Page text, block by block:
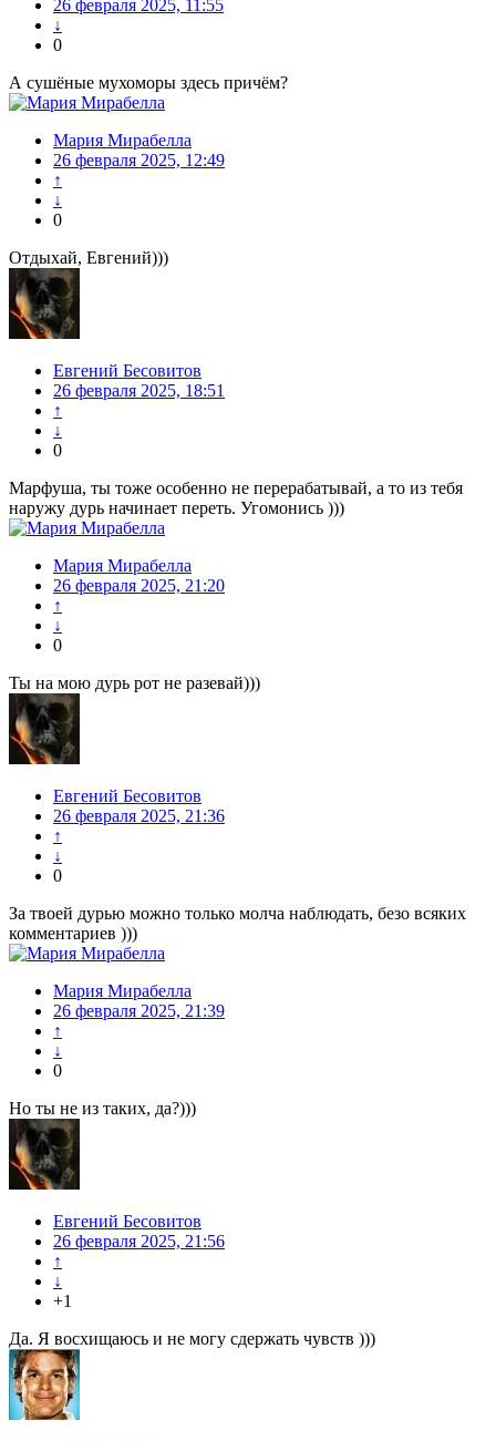
26 февраля 2025, 11:55
↓
0
А сушёные мухоморы здесь причём?
Мария Мирабелла
26 февраля 2025, 12:49
↑
↓
0
Отдыхай, Евгений)))
Евгений Бесовитов
26 февраля 2025, 18:51
↑
↓
0
Марфуша, ты тоже особенно не перерабатывай, а то из тебя
наружу дурь начинает переть. Угомонись )))
Мария Мирабелла
26 февраля 2025, 21:20
↑
↓
0
Ты на мою дурь рот не разевай)))
Евгений Бесовитов
26 февраля 2025, 21:36
↑
↓
0
За твоей дурью можно только молча наблюдать, безо всяких
комментариев )))
Мария Мирабелла
26 февраля 2025, 21:39
↑
↓
0
Но ты не из таких, да?)))
Евгений Бесовитов
26 февраля 2025, 21:56
↑
↓
+1
Да. Я восхищаюсь и не могу сдержать чувств )))